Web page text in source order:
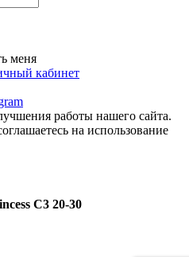
меня
кабинет
работы нашего сайта.
на использование
C3 20-30